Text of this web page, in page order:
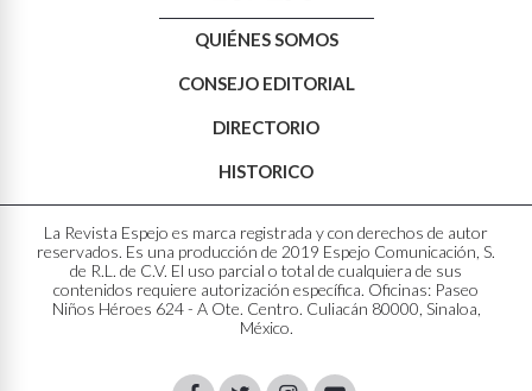
QUIÉNES SOMOS
CONSEJO EDITORIAL
DIRECTORIO
HISTORICO
La Revista Espejo es marca registrada y con derechos de autor
reservados. Es una producción de 2019 Espejo Comunicación, S.
de R.L. de C.V. El uso parcial o total de cualquiera de sus
contenidos requiere autorización específica. Oficinas: Paseo
Niños Héroes 624 - A Ote. Centro. Culiacán 80000, Sinaloa,
México.